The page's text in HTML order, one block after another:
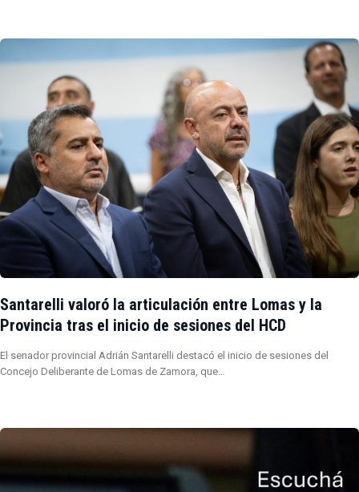
Santarelli valoró la articulación entre Lomas y la
Provincia tras el inicio de sesiones del HCD
El senador provincial Adrián Santarelli destacó el inicio de sesiones del
Concejo Deliberante de Lomas de Zamora, que…